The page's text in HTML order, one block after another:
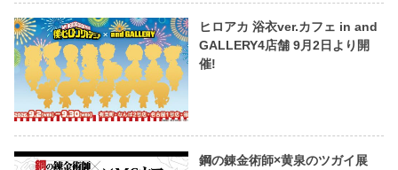
ヒロアカ 浴衣ver.カフェ in and
GALLERY4店舗 9月2日より開
催!
鋼の錬金術師×黄泉のツガイ展